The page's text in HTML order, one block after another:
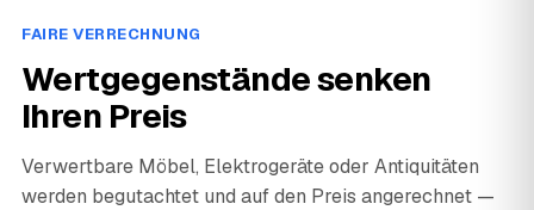
FAIRE VERRECHNUNG
Wertgegenstände senken
Ihren Preis
Verwertbare Möbel, Elektrogeräte oder Antiquitäten
werden begutachtet und auf den Preis angerechnet —